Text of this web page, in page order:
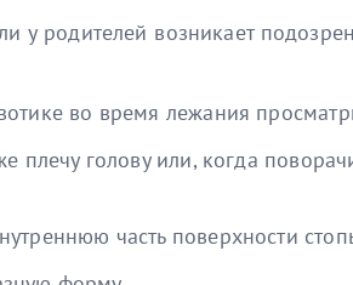
у родителей возникает
во время лежания
голову или, когда
часть поверхности